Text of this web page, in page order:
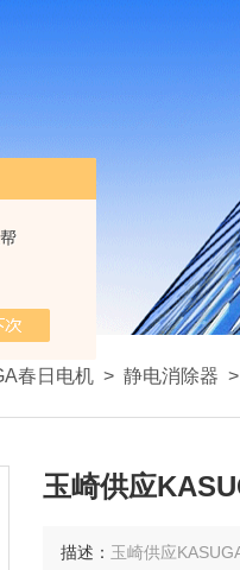
春日电机 > 静电消除器 >
玉崎供应
描述： 玉崎供应